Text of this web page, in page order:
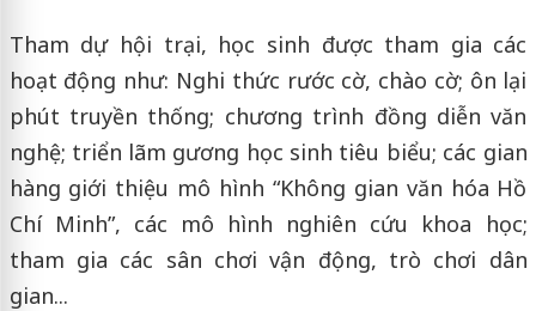
Tham dự hội trại, học sinh được tham gia các
hoạt động như: Nghi thức rước cờ, chào cờ; ôn lại
phút truyền thống; chương trình đồng diễn văn
nghệ; triển lãm gương học sinh tiêu biểu; các gian
hàng giới thiệu mô hình “Không gian văn hóa Hồ
Chí Minh”, các mô hình nghiên cứu khoa học;
tham gia các sân chơi vận động, trò chơi dân
gian...